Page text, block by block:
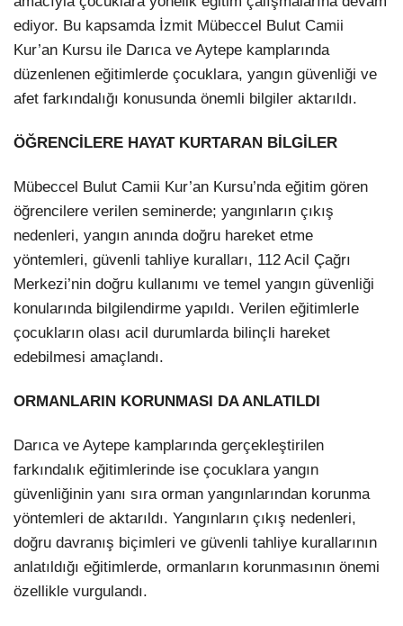
ediyor. Bu kapsamda İzmit Mübeccel Bulut Camii
Kur’an Kursu ile Darıca ve Aytepe kamplarında
düzenlenen eğitimlerde çocuklara, yangın güvenliği ve
afet farkındalığı konusunda önemli bilgiler aktarıldı.
ÖĞRENCİLERE HAYAT KURTARAN BİLGİLER
Mübeccel Bulut Camii Kur’an Kursu’nda eğitim gören
öğrencilere verilen seminerde; yangınların çıkış
nedenleri, yangın anında doğru hareket etme
yöntemleri, güvenli tahliye kuralları, 112 Acil Çağrı
Merkezi’nin doğru kullanımı ve temel yangın güvenliği
konularında bilgilendirme yapıldı. Verilen eğitimlerle
çocukların olası acil durumlarda bilinçli hareket
edebilmesi amaçlandı.
ORMANLARIN KORUNMASI DA ANLATILDI
Darıca ve Aytepe kamplarında gerçekleştirilen
farkındalık eğitimlerinde ise çocuklara yangın
güvenliğinin yanı sıra orman yangınlarından korunma
yöntemleri de aktarıldı. Yangınların çıkış nedenleri,
doğru davranış biçimleri ve güvenli tahliye kurallarının
anlatıldığı eğitimlerde, ormanların korunmasının önemi
özellikle vurgulandı.